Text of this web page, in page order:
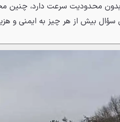
محدودیت سرعت دارد، چنین
بیش از هر چیز به ایمنی و